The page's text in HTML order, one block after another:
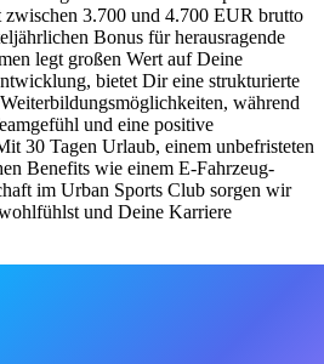
3.700 und 4.700 EUR brutto
Bonus für herausragende
legt großen Wert auf Deine
bietet Dir eine strukturierte
während
und eine positive
30 Tagen Urlaub, einem unbefristeten
Benefits wie einem E-Fahrzeug-
im Urban Sports Club sorgen wir
und Deine Karriere